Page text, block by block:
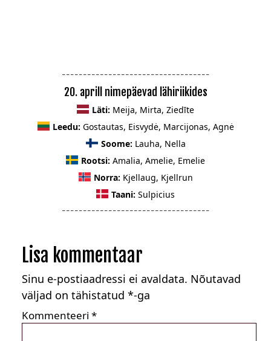
20. aprill nimepäevad lähiriikides
Läti: Meija, Mirta, Ziedīte
Leedu: Gostautas, Eisvydė, Marcijonas, Agnė
Soome: Lauha, Nella
Rootsi: Amalia, Amelie, Emelie
Norra: Kjellaug, Kjellrun
Taani: Sulpicius
Lisa kommentaar
Sinu e-postiaadressi ei avaldata. Nõutavad
väljad on tähistatud*-ga
Kommenteeri*